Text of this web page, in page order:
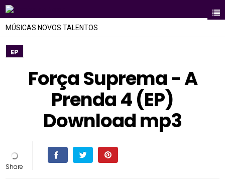
MÚSICAS NOVOS TALENTOS
EP
Força Suprema - A
Prenda 4 (EP)
Download mp3